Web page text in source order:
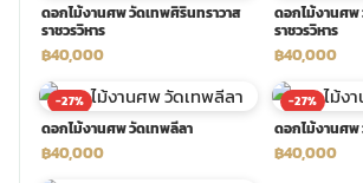
ดอกไม้งานศพ วัดเทพศิรินทราวาส
ราชวรวิหาร
฿40,000
ดอกไม้งานศพ
ราชวรวิหาร
฿40,000
-27%
ดอกไม้งานศพ วัดเทพลีลา
฿40,000
-27%
ดอกไม้งานศพ
฿40,000